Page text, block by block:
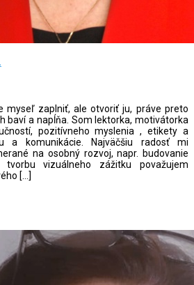
myseľ zaplniť, ale otvoriť ju, práve preto
baví a napĺňa. Som lektorka, motivátorka
pozitívneho myslenia , etikety a
a komunikácie. Najväčšiu radosť mi
na osobný rozvoj, napr. budovanie
vizuálneho zážitku považujem
[…]